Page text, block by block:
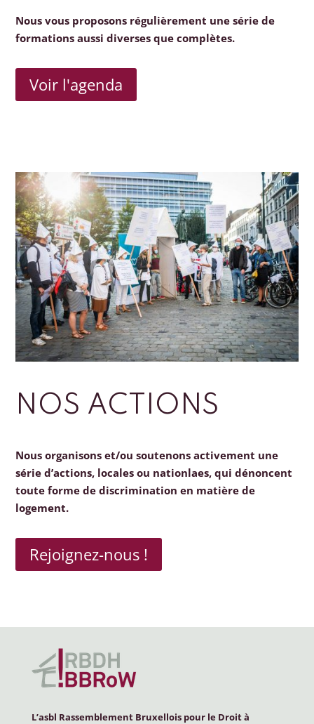
Nous vous proposons régulièrement une série de
formations aussi diverses que complètes.
Voir l'agenda
NOS ACTIONS
Nous organisons et/ou soutenons activement une
série d’actions, locales ou nationlaes, qui dénoncent
toute forme de discrimination en matière de
logement.
Rejoignez-nous !
L’asbl Rassemblement Bruxellois pour le Droit à